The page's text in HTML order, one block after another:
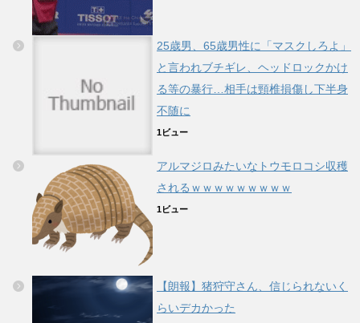
25歳男、65歳男性に「マスクしろよ」
と言われブチギレ、ヘッドロックかけ
る等の暴行…相手は頸椎損傷し下半身
不随に
1ビュー
アルマジロみたいなトウモロコシ収穫
されるｗｗｗｗｗｗｗｗｗ
1ビュー
【朗報】猪狩守さん、信じられないく
らいデカかった